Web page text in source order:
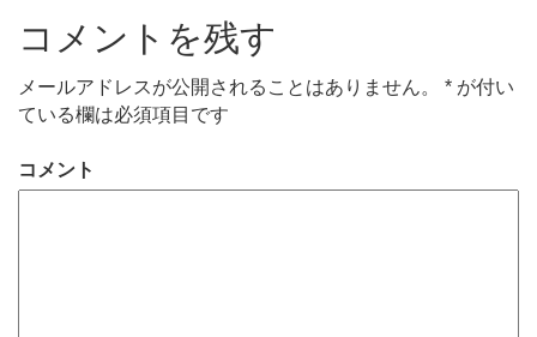
コメントを残す
メールアドレスが公開されることはありません。 * が付い
ている欄は必須項目です
コメント